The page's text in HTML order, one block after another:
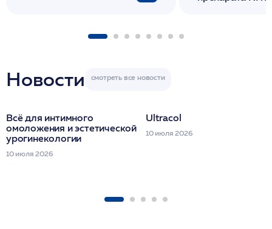
Новости
Всё для интимного
омоложения и эстетической
урогинекологии
10 июля 2026
Ultracol
10 июля 2026